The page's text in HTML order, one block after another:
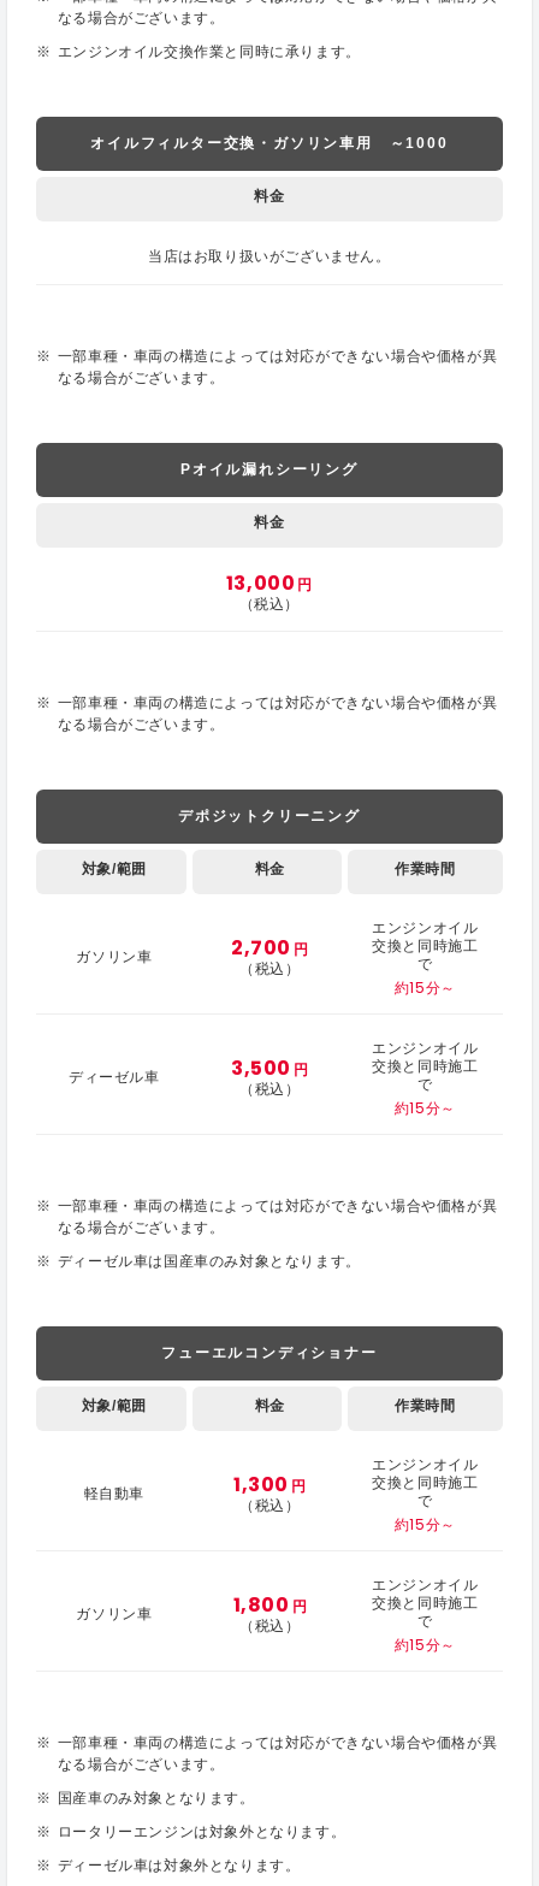
なる場合がございます。
エンジンオイル交換作業と同時に承ります。
オイルフィルター交換・ガソリン車用 ～1000
料金
当店はお取り扱いがございません。
一部車種・車両の構造によっては対応ができない場合や価格が異
なる場合がございます。
Pオイル漏れシーリング
料金
13,000 円
（税込）
一部車種・車両の構造によっては対応ができない場合や価格が異
なる場合がございます。
デポジットクリーニング
対象/範囲 料金 作業時間
ガソリン車 2,700 円
（税込）
エンジンオイル
交換と同時施工
で
約15分～
ディーゼル車 3,500 円
（税込）
エンジンオイル
交換と同時施工
で
約15分～
一部車種・車両の構造によっては対応ができない場合や価格が異
なる場合がございます。
ディーゼル車は国産車のみ対象となります。
フューエルコンディショナー
対象/範囲 料金 作業時間
軽自動車 1,300 円
（税込）
エンジンオイル
交換と同時施工
で
約15分～
ガソリン車 1,800 円
（税込）
エンジンオイル
交換と同時施工
で
約15分～
一部車種・車両の構造によっては対応ができない場合や価格が異
なる場合がございます。
国産車のみ対象となります。
ロータリーエンジンは対象外となります。
ディーゼル車は対象外となります。